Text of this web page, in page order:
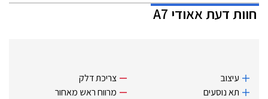
חוות דעתאאודי A7
עיצוב
תא נוסעים
צריכת דלק
מרווח ראש מאחור